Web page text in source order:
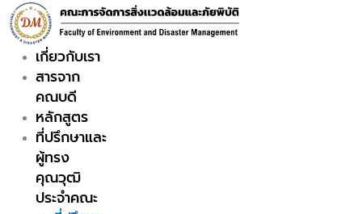
Skip
to
contentเกี่ยวกับเรา
สารจาก
คณบดี
หลักสูตร
ที่ปรึกษาและ
ผู้ทรง
คุณวุฒิ
ประจำคณะ